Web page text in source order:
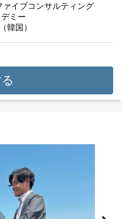
ァイブコンサルティング
ミー
韓国）